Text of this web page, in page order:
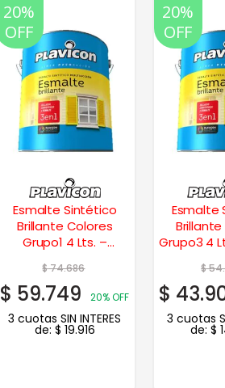
20%
OFF
Esmalte Sintético
Brillante Colores
Grupo1 4 Lts. –
$74.686
$ 59.749 20% OFF
3 cuotas SIN INTERES
de: $ 19.916
20%
OFF
Esmalte
Grupo3 4
$
$
3 cuotas
de:$